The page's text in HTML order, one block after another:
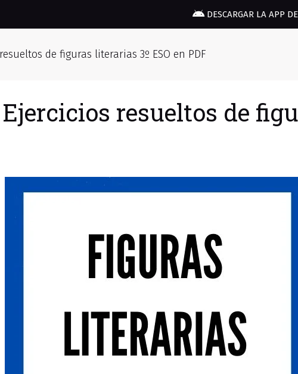
DESCARGAR LA APP
de figuras literarias 3º ESO en PDF
resueltos de